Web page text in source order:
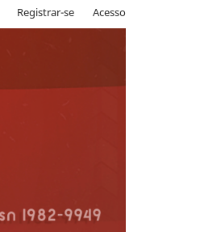
Registrar-se Acesso